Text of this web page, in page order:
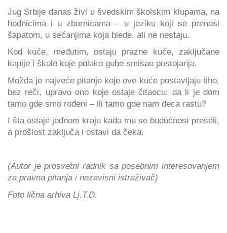
Jug Srbije danas živi u švedskim školskim klupama, na
hodnicima i u zbornicama – u jeziku koji se prenosi
šapatom, u sećanjima koja blede, ali ne nestaju.
Kod kuće, međutim, ostaju prazne kuće, zaključane
kapije i škole koje polako gube smisao postojanja.
Možda je najveće pitanje koje ove kuće postavljaju tiho,
bez reči, upravo ono koje ostaje čitaocu: da li je dom
tamo gde smo rođeni – ili tamo gde nam deca rastu?
I šta ostaje jednom kraju kada mu se budućnost preseli,
a prošlost zaključa i ostavi da čeka.
(Autor je prosvetni radnik sa posebnim interesovanjem
za pravna pitanja i nezavisni istraživač)
Foto lična arhiva Lj.T.D.